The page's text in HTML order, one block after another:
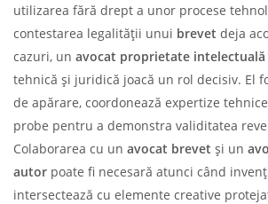
utilizarea fără drept a unor procese
contestarea legalității unui brevet deja
cazuri, un avocat proprietate intelectuală
tehnică și juridică joacă un rol decisiv. El
de apărare, coordonează expertize
probe pentru a demonstra validitatea
Colaborarea cu un avocat brevet și un
autor poate fi necesară atunci când
intersectează cu elemente creative